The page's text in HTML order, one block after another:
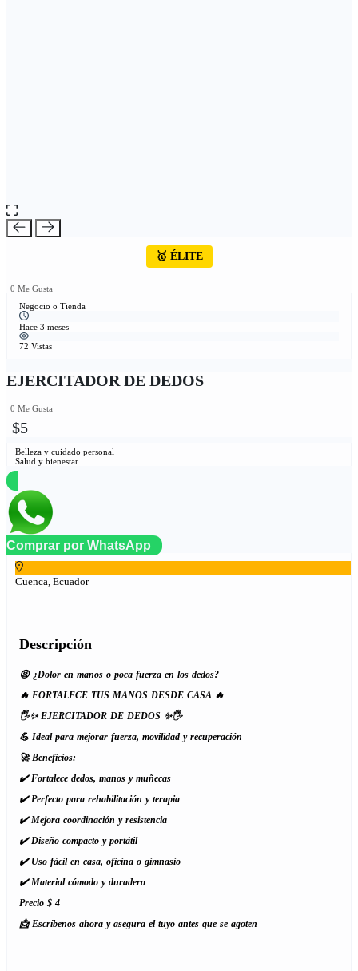
🥇 ÉLITE
0 Me Gusta
Negocio o Tienda
Hace 3 meses
72 Vistas
EJERCITADOR DE DEDOS
0 Me Gusta
$5
Belleza y cuidado personal
Salud y bienestar
Comprar por WhatsApp
Cuenca, Ecuador
Descripción
😫 ¿Dolor en manos o poca fuerza en los dedos?
🔥 FORTALECE TUS MANOS DESDE CASA 🔥
🖐️✨ EJERCITADOR DE DEDOS ✨🖐️
💪 Ideal para mejorar fuerza, movilidad y recuperación
🚀 Beneficios:
✔️ Fortalece dedos, manos y muñecas
✔️ Perfecto para rehabilitación y terapia
✔️ Mejora coordinación y resistencia
✔️ Diseño compacto y portátil
✔️ Uso fácil en casa, oficina o gimnasio
✔️ Material cómodo y duradero
Precio $ 4
📩 Escríbenos ahora y asegura el tuyo antes que se agoten